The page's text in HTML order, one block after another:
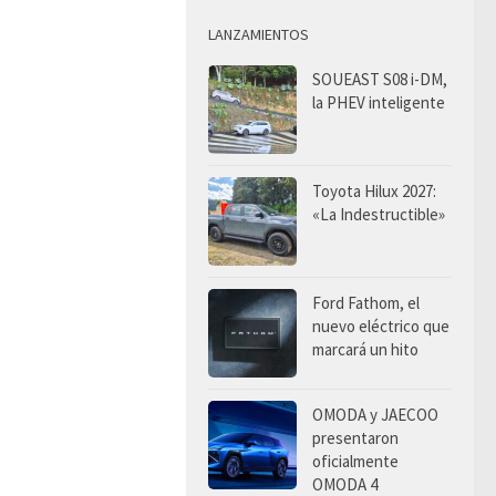
LANZAMIENTOS
SOUEAST S08 i-DM,
la PHEV inteligente
Toyota Hilux 2027:
«La Indestructible»
Ford Fathom, el
nuevo eléctrico que
marcará un hito
OMODA y JAECOO
presentaron
oficialmente
OMODA 4